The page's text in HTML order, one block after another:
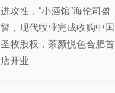
进攻性，“小酒馆”海伦司盈
警，现代牧业完成收购中国
圣牧股权，茶颜悦色合肥首
店开业